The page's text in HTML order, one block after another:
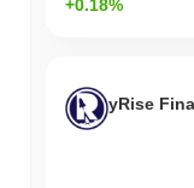
+0.18%